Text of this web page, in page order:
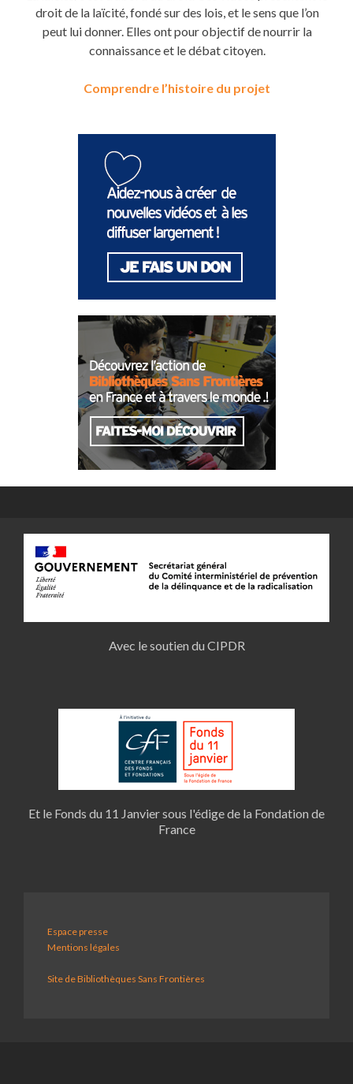
droit de la laïcité,fondé sur des lois,et le sens que l’on
peut lui donner. Elles ont pour objectif de nourrir la
connaissance et le débat citoyen.
Comprendre l’histoire du projet
Avec le soutien du CIPDR
Et le Fonds du 11 Janvier sous l'édige de la Fondation de
France
Espace presse
Mentions légales
Site de Bibliothèques Sans Frontières